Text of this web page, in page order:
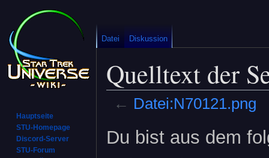
Quelltext der
← Datei:N70121.png
Zur
Navigation
Zur
Suche
Du bist aus dem
Datei Diskussion
Hauptseite
STU-Homepage
Discord-Server
STU-Forum